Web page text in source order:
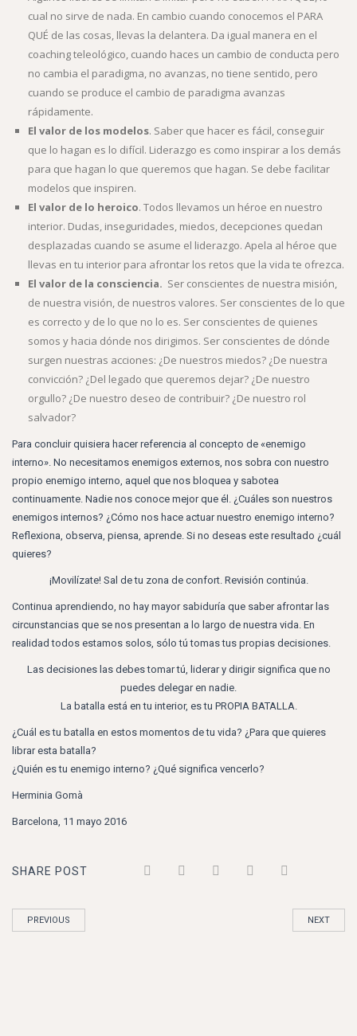
cual no sirve de nada. En cambio cuando conocemos el PARA
QUÉ de las cosas, llevas la delantera. Da igual manera en el
coaching teleológico, cuando haces un cambio de conducta pero
no cambia el paradigma, no avanzas, no tiene sentido, pero
cuando se produce el cambio de paradigma avanzas
rápidamente.
El valor de los modelos. Saber que hacer es fácil, conseguir
que lo hagan es lo difícil. Liderazgo es como inspirar a los demás
para que hagan lo que queremos que hagan. Se debe facilitar
modelos que inspiren.
El valor de lo heroico. Todos llevamos un héroe en nuestro
interior. Dudas, inseguridades, miedos, decepciones quedan
desplazadas cuando se asume el liderazgo. Apela al héroe que
llevas en tu interior para afrontar los retos que la vida te ofrezca.
El valor de la consciencia. Ser conscientes de nuestra misión,
de nuestra visión, de nuestros valores. Ser conscientes de lo que
es correcto y de lo que no lo es. Ser conscientes de quienes
somos y hacia dónde nos dirigimos. Ser conscientes de dónde
surgen nuestras acciones: ¿De nuestros miedos? ¿De nuestra
convicción? ¿Del legado que queremos dejar? ¿De nuestro
orgullo? ¿De nuestro deseo de contribuir? ¿De nuestro rol
salvador?
Para concluir quisiera hacer referencia al concepto de «enemigo
interno». No necesitamos enemigos externos, nos sobra con nuestro
propio enemigo interno, aquel que nos bloquea y sabotea
continuamente. Nadie nos conoce mejor que él. ¿Cuáles son nuestros
enemigos internos? ¿Cómo nos hace actuar nuestro enemigo interno?
Reflexiona, observa, piensa, aprende. Si no deseas este resultado ¿cuál
quieres?
¡Movilízate! Sal de tu zona de confort. Revisión continúa.
Continua aprendiendo, no hay mayor sabiduría que saber afrontar las
circunstancias que se nos presentan a lo largo de nuestra vida. En
realidad todos estamos solos, sólo tú tomas tus propias decisiones.
Las decisiones las debes tomar tú, liderar y dirigir significa que no
puedes delegar en nadie.
La batalla está en tu interior, es tu PROPIA BATALLA.
¿Cuál es tu batalla en estos momentos de tu vida? ¿Para que quieres
librar esta batalla?
¿Quién es tu enemigo interno? ¿Qué significa vencerlo?
Herminia Gomà
Barcelona, 11 mayo 2016
SHARE POST
PREVIOUS NEXT